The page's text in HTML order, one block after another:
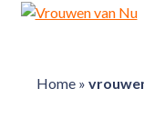
Home»